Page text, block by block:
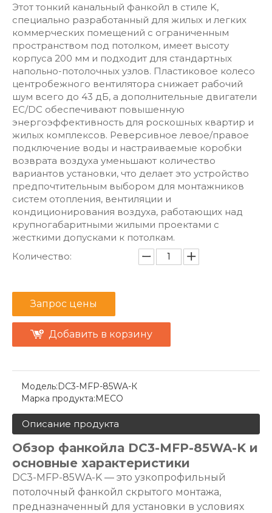
Этот тонкий канальный фанкойл в стиле K,
специально разработанный для жилых и легких
коммерческих помещений с ограниченным
пространством под потолком, имеет высоту
корпуса 200 мм и подходит для стандартных
напольно-потолочных узлов. Пластиковое колесо
центробежного вентилятора снижает рабочий
шум всего до 43 дБ, а дополнительные двигатели
EC/DC обеспечивают повышенную
энергоэффективность для роскошных квартир и
жилых комплексов. Реверсивное левое/правое
подключение воды и настраиваемые коробки
возврата воздуха уменьшают количество
вариантов установки, что делает это устройство
предпочтительным выбором для монтажников
систем отопления, вентиляции и
кондиционирования воздуха, работающих над
крупногабаритными жилыми проектами с
жесткими допусками к потолкам.
Количество:
Запрос цены
Добавить в корзину
Модель:DC3-MFP-85WA-К
Марка продукта:MECO
Описание продукта
Обзор фанкойла DC3-MFP-85WA-K и
основные характеристики
DC3-MFP-85WA-K — это узкопрофильный
потолочный фанкойл скрытого монтажа,
предназначенный для установки в условиях